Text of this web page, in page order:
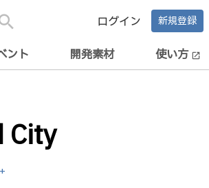
ログイン 新規登録
ント 開発素材 使い方 open_in_new
City